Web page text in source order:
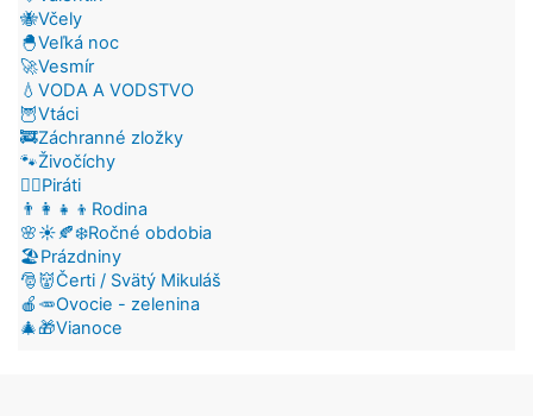
🐝Včely
🐣Veľká noc
🚀Vesmír
💧VODA A VODSTVO
🦉Vtáci
🚒Záchranné zložky
🐾Živočíchy
🏴‍☠️Piráti
👨‍👩‍👧‍👦Rodina
🌸☀️🍂❄️Ročné obdobia
🏖️Prázdniny
🎅👹Čerti / Svätý Mikuláš
🍎🥕Ovocie - zelenina
🎄🎁Vianoce